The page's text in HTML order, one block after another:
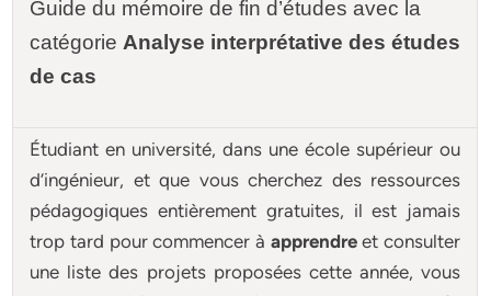
Guide du mémoire de fin d’études avec la
catégorie Analyse interprétative des études
de cas
Étudiant en université, dans une école supérieur ou
d’ingénieur, et que vous cherchez des ressources
pédagogiques entièrement gratuites, il est jamais
trop tard pour commencer à apprendreet consulter
une liste des projets proposées cette année, vous